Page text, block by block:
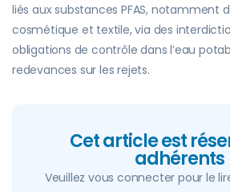
liés aux substances PFAS, notamment
cosmétique et textile, via des
obligations de contrôle dans l’eau
redevances sur les rejets.
Cet article est
adhérents
Veuillez vous connecter pour le